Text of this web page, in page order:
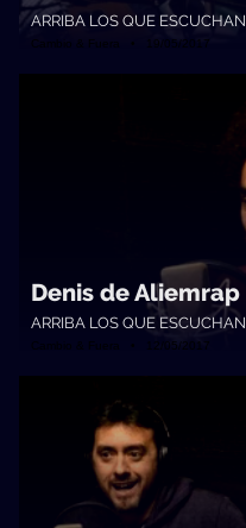
ARRIBA LOS QUE ESCUCHAN
Cambio & Fuera • 19/05/2017
Denis de Aliemrap
ARRIBA LOS QUE ESCUCHAN
Cambio & Fuera • 12/05/2017